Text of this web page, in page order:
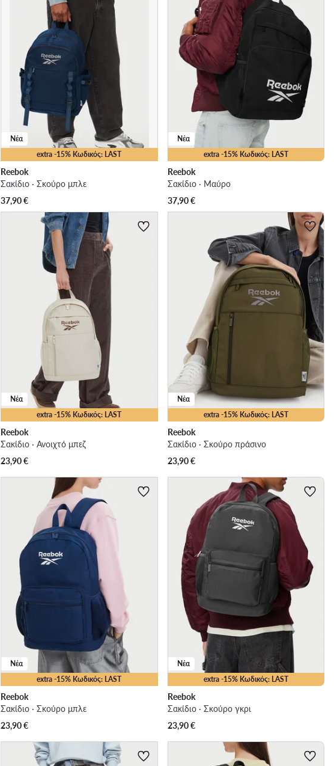
extra -15% Κωδικός: LAST
Νέα
Reebok
Σακίδιο · Σκούρο μπλε
37,90€
extra -15% Κωδικός: LAST
Νέα
Reebok
Σακίδιο · Μαύρο
37,90€
extra -15% Κωδικός: LAST
Νέα
Reebok
Σακίδιο · Ανοιχτό μπεζ
23,90€
extra -15% Κωδικός: LAST
Νέα
Reebok
Σακίδιο · Σκούρο πράσινο
23,90€
extra -15% Κωδικός: LAST
Νέα
Reebok
Σακίδιο · Σκούρο μπλε
23,90€
extra -15% Κωδικός: LAST
Νέα
Reebok
Σακίδιο · Σκούρο γκρι
23,90€